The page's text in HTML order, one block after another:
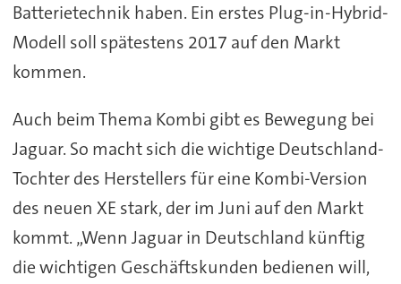
Batterietechnik haben. Ein erstes Plug-in-Hybrid-
Modell soll spätestens 2017 auf den Markt
kommen.
Auch beim Thema Kombi gibt es Bewegung bei
Jaguar. So macht sich die wichtige Deutschland-
Tochter des Herstellers für eine Kombi-Version
des neuen XE stark, der im Juni auf den Markt
kommt. „Wenn Jaguar in Deutschland künftig
die wichtigen Geschäftskunden bedienen will,